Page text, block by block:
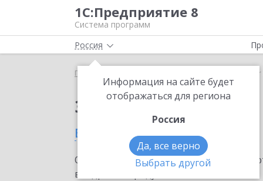
1С:Предприятие 8
Система программ
Россия
Информация на сайте будет
отображаться для региона
Россия
Да, все верно
Выбрать другой
Главная
Заказать SellMonitor
в Кимрах
Ознакомьтесь с информационными
внедрение продукта.